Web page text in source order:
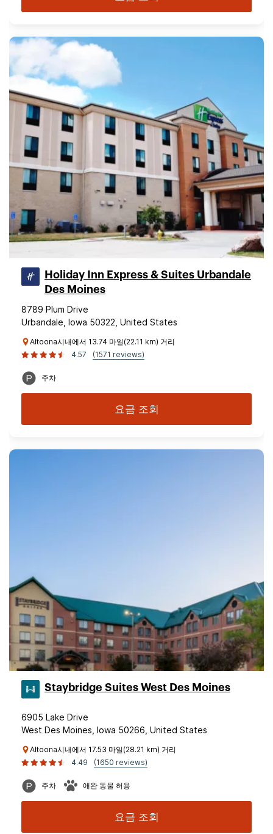
Holiday Inn Express & Suites Urbandale
Des Moines
8789 Plum Drive
Urbandale, Iowa 50322, United States
Altoona시내에서 13.74 마일(22.11 km) 거리
4.57
(1571 reviews)
주차
요금 조회
Staybridge Suites West Des Moines
6905 Lake Drive
West Des Moines, Iowa 50266, United States
Altoona시내에서 17.53 마일(28.21 km) 거리
4.49
(1650 reviews)
주차 애완 동물 허용
요금 조회